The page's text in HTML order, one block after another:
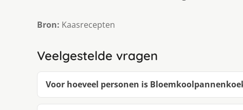
Bron: Kaasrecepten
Veelgestelde vragen
Voor hoeveel personen is